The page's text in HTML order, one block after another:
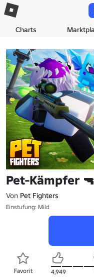
Charts
Pet-Kämpfer
Von Pet Fighters
Einstufung: Mild
Favorit 4,949